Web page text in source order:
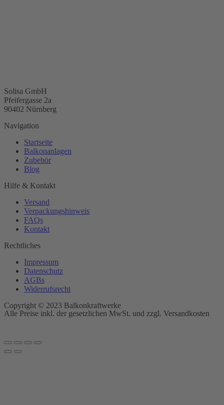
Solisa GmbH
Pfeifergasse 2a
90402 Nürnberg
Navigation
Startseite
Balkonanlagen
Zubehör
Blog
Hilfe & Kontakt
Versand
Verpackungshinweis
FAQs
Kontakt
Rechtliches
Impressum
Datenschutz
AGBs
Widerrufsrecht
Copyright © 2023 Balkonkraftwerke
Alle Preise inkl. der gesetzlichen MwSt. und zzgl. Versandkosten